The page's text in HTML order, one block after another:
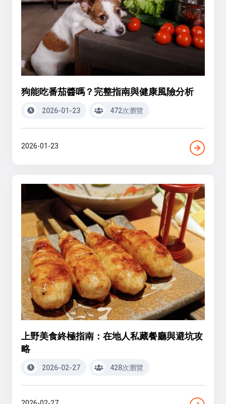
狗能吃番茄醬嗎？完整指南與健康風險分析
2026-01-23 472次瀏覽
2026-01-23
上野美食終極指南：在地人私藏餐廳與避坑攻
略
2026-02-27 428次瀏覽